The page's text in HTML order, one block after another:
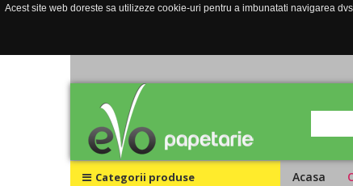
Acest site web doreste sa utilizeze cookie-uri pentru a imbunatati navigarea
Categorii produse Acasa